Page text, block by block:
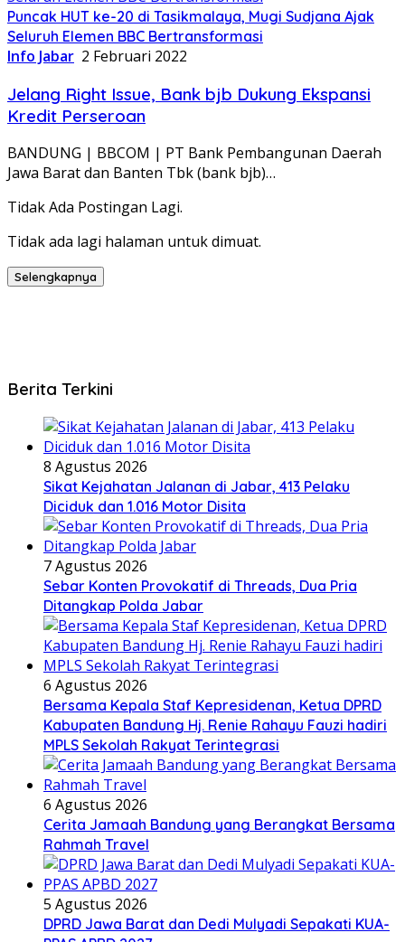
Puncak HUT ke-20 di Tasikmalaya, Mugi Sudjana Ajak
Seluruh Elemen BBC Bertransformasi
Info Jabar 2 Februari 2022
Jelang Right Issue, Bank bjb Dukung Ekspansi
Kredit Perseroan
BANDUNG | BBCOM | PT Bank Pembangunan Daerah
Jawa Barat dan Banten Tbk (bank bjb)…
Tidak Ada Postingan Lagi.
Tidak ada lagi halaman untuk dimuat.
Selengkapnya
Berita Terkini
8 Agustus 2026
Sikat Kejahatan Jalanan di Jabar, 413 Pelaku
Diciduk dan 1.016 Motor Disita
7 Agustus 2026
Sebar Konten Provokatif di Threads, Dua Pria
Ditangkap Polda Jabar
6 Agustus 2026
Bersama Kepala Staf Kepresidenan, Ketua DPRD
Kabupaten Bandung Hj. Renie Rahayu Fauzi hadiri
MPLS Sekolah Rakyat Terintegrasi
6 Agustus 2026
Cerita Jamaah Bandung yang Berangkat Bersama
Rahmah Travel
5 Agustus 2026
DPRD Jawa Barat dan Dedi Mulyadi Sepakati KUA-